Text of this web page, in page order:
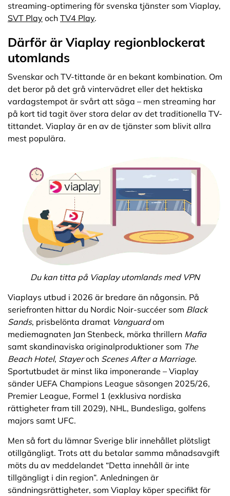
streaming-optimering för svenska tjänster som Viaplay,
SVT Play och TV4 Play.
Därför är Viaplay regionblockerat
utomlands
Svenskar och TV-tittande är en bekant kombination. Om
det beror på det grå vintervädret eller det hektiska
vardagstempot är svårt att säga – men streaming har
på kort tid tagit över stora delar av det traditionella TV-
tittandet. Viaplay är en av de tjänster som blivit allra
mest populära.
Du kan titta på Viaplay utomlands med VPN
Viaplays utbud i 2026 är bredare än någonsin. På
seriefronten hittar du Nordic Noir-succéer som Black
Sands, prisbelönta dramat Vanguardom
mediemagnaten Jan Stenbeck, mörka thrillern Mafia
samt skandinaviska originalproduktioner som The
Beach Hotel, Stayeroch Scenes After a Marriage.
Sportutbudet är minst lika imponerande – Viaplay
sänder UEFA Champions League säsongen 2025/26,
Premier League, Formel 1 (exklusiva nordiska
rättigheter fram till 2029), NHL, Bundesliga, golfens
majors samt UFC.
Men så fort du lämnar Sverige blir innehållet plötsligt
otillgängligt. Trots att du betalar samma månadsavgift
möts du av meddelandet “Detta innehåll är inte
tillgängligt i din region”. Anledningen är
sändningsrättigheter, som Viaplay köper specifikt för